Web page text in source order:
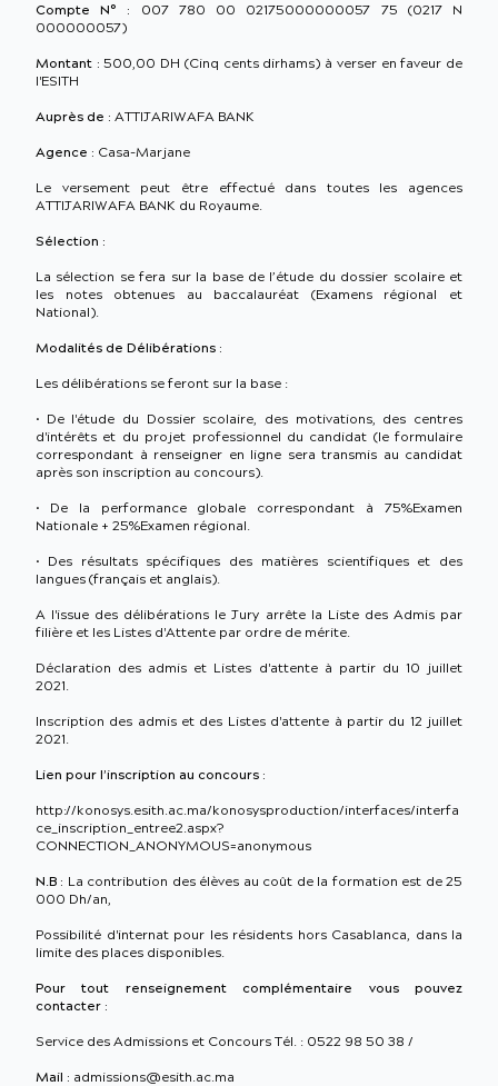
Compte N° : 007 780 00 02175000000057 75 (0217 N
000000057)
Montant : 500,00 DH (Cinq cents dirhams) à verser en faveur de
l'ESITH
Auprès de : ATTIJARIWAFA BANK
Agence : Casa-Marjane
Le versement peut être effectué dans toutes les agences
ATTIJARIWAFA BANK du Royaume.
Sélection :
La sélection se fera sur la base de l’étude du dossier scolaire et
les notes obtenues au baccalauréat (Examens régional et
National).
Modalités de Délibérations :
Les délibérations se feront sur la base :
• De l'étude du Dossier scolaire, des motivations, des centres
d'intérêts et du projet professionnel du candidat (le formulaire
correspondant à renseigner en ligne sera transmis au candidat
après son inscription au concours).
• De la performance globale correspondant à 75%Examen
Nationale + 25%Examen régional.
• Des résultats spécifiques des matières scientifiques et des
langues (français et anglais).
A l'issue des délibérations le Jury arrête la Liste des Admis par
filière et les Listes d'Attente par ordre de mérite.
Déclaration des admis et Listes d'attente à partir du 10 juillet
2021.
Inscription des admis et des Listes d'attente à partir du 12 juillet
2021.
Lien pour l’inscription au concours :
http://konosys.esith.ac.ma/konosysproduction/interfaces/interfa
ce_inscription_entree2.aspx?
CONNECTION_ANONYMOUS=anonymous
N.B : La contribution des élèves au coût de la formation est de 25
000 Dh/an,
Possibilité d'internat pour les résidents hors Casablanca, dans la
limite des places disponibles.
Pour tout renseignement complémentaire vous pouvez
contacter :
Service des Admissions et Concours Tél. : 0522 98 50 38 /
Mail : admissions@esith.ac.ma